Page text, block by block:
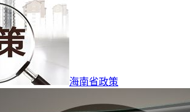
海南省政策